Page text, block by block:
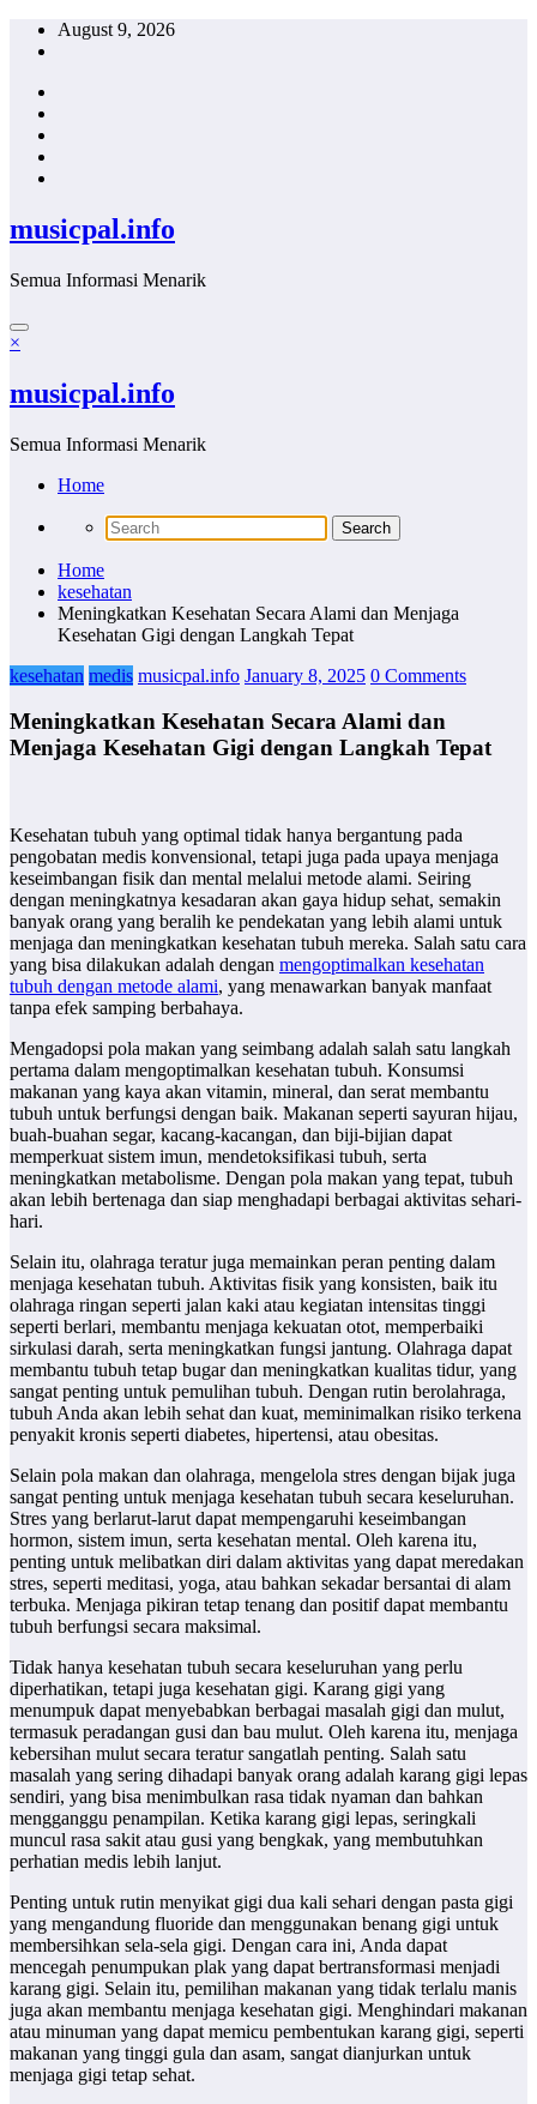
Skip
August 9, 2026
musicpal.info
Semua Informasi Menarik
×
musicpal.info
Semua Informasi Menarik
Home
Home
kesehatan
Meningkatkan Kesehatan Secara Alami dan Menjaga
Kesehatan Gigi dengan Langkah Tepat
kesehatan medis musicpal.info January 8, 2025 0 Comments
Meningkatkan Kesehatan Secara Alami dan
Menjaga Kesehatan Gigi dengan Langkah Tepat
Kesehatan tubuh yang optimal tidak hanya bergantung pada
pengobatan medis konvensional, tetapi juga pada upaya menjaga
keseimbangan fisik dan mental melalui metode alami. Seiring
dengan meningkatnya kesadaran akan gaya hidup sehat, semakin
banyak orang yang beralih ke pendekatan yang lebih alami untuk
menjaga dan meningkatkan kesehatan tubuh mereka. Salah satu cara
yang bisa dilakukan adalah dengan mengoptimalkan kesehatan
tubuh dengan metode alami, yang menawarkan banyak manfaat
tanpa efek samping berbahaya.
Mengadopsi pola makan yang seimbang adalah salah satu langkah
pertama dalam mengoptimalkan kesehatan tubuh. Konsumsi
makanan yang kaya akan vitamin, mineral, dan serat membantu
tubuh untuk berfungsi dengan baik. Makanan seperti sayuran hijau,
buah-buahan segar, kacang-kacangan, dan biji-bijian dapat
memperkuat sistem imun, mendetoksifikasi tubuh, serta
meningkatkan metabolisme. Dengan pola makan yang tepat, tubuh
akan lebih bertenaga dan siap menghadapi berbagai aktivitas sehari-
hari.
Selain itu, olahraga teratur juga memainkan peran penting dalam
menjaga kesehatan tubuh. Aktivitas fisik yang konsisten, baik itu
olahraga ringan seperti jalan kaki atau kegiatan intensitas tinggi
seperti berlari, membantu menjaga kekuatan otot, memperbaiki
sirkulasi darah, serta meningkatkan fungsi jantung. Olahraga dapat
membantu tubuh tetap bugar dan meningkatkan kualitas tidur, yang
sangat penting untuk pemulihan tubuh. Dengan rutin berolahraga,
tubuh Anda akan lebih sehat dan kuat, meminimalkan risiko terkena
penyakit kronis seperti diabetes, hipertensi, atau obesitas.
Selain pola makan dan olahraga, mengelola stres dengan bijak juga
sangat penting untuk menjaga kesehatan tubuh secara keseluruhan.
Stres yang berlarut-larut dapat mempengaruhi keseimbangan
hormon, sistem imun, serta kesehatan mental. Oleh karena itu,
penting untuk melibatkan diri dalam aktivitas yang dapat meredakan
stres, seperti meditasi, yoga, atau bahkan sekadar bersantai di alam
terbuka. Menjaga pikiran tetap tenang dan positif dapat membantu
tubuh berfungsi secara maksimal.
Tidak hanya kesehatan tubuh secara keseluruhan yang perlu
diperhatikan, tetapi juga kesehatan gigi. Karang gigi yang
menumpuk dapat menyebabkan berbagai masalah gigi dan mulut,
termasuk peradangan gusi dan bau mulut. Oleh karena itu, menjaga
kebersihan mulut secara teratur sangatlah penting. Salah satu
masalah yang sering dihadapi banyak orang adalah karang gigi lepas
sendiri, yang bisa menimbulkan rasa tidak nyaman dan bahkan
mengganggu penampilan. Ketika karang gigi lepas, seringkali
muncul rasa sakit atau gusi yang bengkak, yang membutuhkan
perhatian medis lebih lanjut.
Penting untuk rutin menyikat gigi dua kali sehari dengan pasta gigi
yang mengandung fluoride dan menggunakan benang gigi untuk
membersihkan sela-sela gigi. Dengan cara ini, Anda dapat
mencegah penumpukan plak yang dapat bertransformasi menjadi
karang gigi. Selain itu, pemilihan makanan yang tidak terlalu manis
juga akan membantu menjaga kesehatan gigi. Menghindari makanan
atau minuman yang dapat memicu pembentukan karang gigi, seperti
makanan yang tinggi gula dan asam, sangat dianjurkan untuk
menjaga gigi tetap sehat.